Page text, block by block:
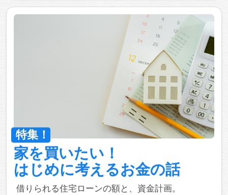
家を買いたい！
はじめに考えるお金の話
借りられる住宅ローンの額と、資金計画。